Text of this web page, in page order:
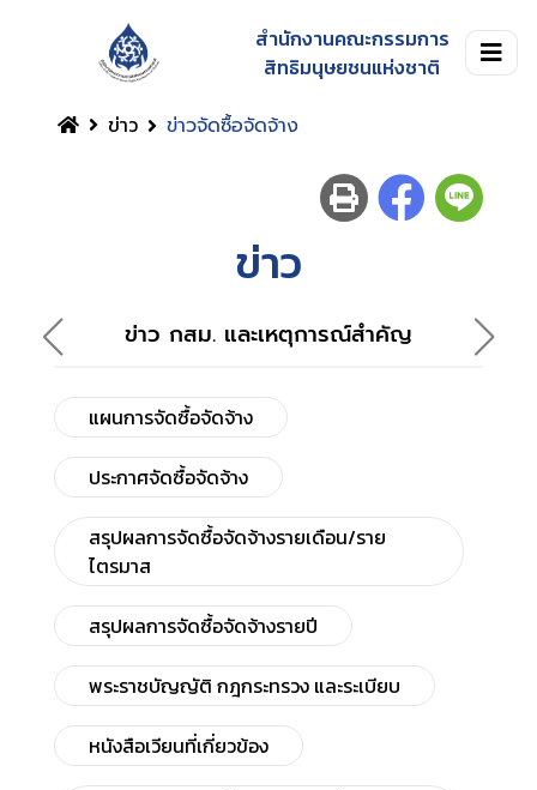
สำนักงานคณะกรรมการ
สิทธิมนุษยชนแห่งชาติ
ข่าว
ข่าวจัดซื้อจัดจ้าง
ข่าว
ข่าว กสม. และเหตุการณ์สำคัญ
แผนการจัดซื้อจัดจ้าง
ประกาศจัดซื้อจัดจ้าง
สรุปผลการจัดซื้อจัดจ้างรายเดือน/ราย
ไตรมาส
สรุปผลการจัดซื้อจัดจ้างรายปี
พระราชบัญญัติ กฎกระทรวง และระเบียบ
หนังสือเวียนที่เกี่ยวข้อง